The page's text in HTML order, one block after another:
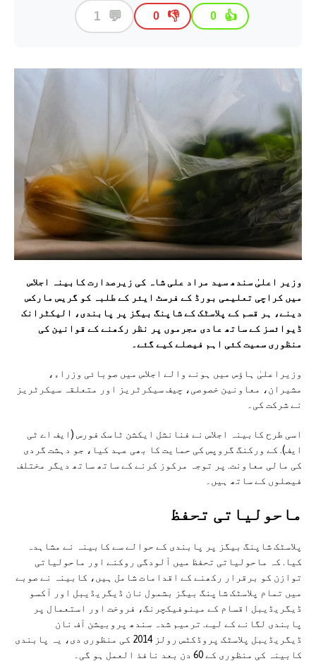
👍
0
👎
0
💬
1
وزیر اعلیٰ سندھ سید مراد علی شاہ کی زیرصدارت کابینہ اجلاس
میں کراچی تعلیمی بورڈ کے فرسٹ ایئر کے طلبہ کو گریس مارکس
دینے، ہر قسم کے پلاسٹک کے شاپنگ بیگز پر پابندی، الیکٹرانک
ڈیوائسز کے ساتھ عادی مجرموں پر نظر رکھنے کے قوانین کی
منظوری سمیت کئی اہم فیصلے کیے گئے۔
وزیراعلیٰ ہاؤس میں ہونے والے اجلاس میں صوبائی وزراء،
مشیران، معاونین خصوصی، چیف سیکرٹریز اور متعلقہ سیکرٹریز
نے شرکت کی۔
اسی طرح کابینہ اجلاس نے فنانشل ایکشن ٹاسک فورس (ایف اے ٹی
ایف). کے ورکنگ گروپس کی حمایت کا بھی عہد کیا، جو دہشت گردی
کی مالی معاونت. پر توجہ مرکوز کرنے کے ساتھ ساتھ دیگر مختلف
فیصلوں کے ساتھ ہیں۔
ماحولیاتی تحفظ
پلاسٹک شاپنگ بیگز پر پابندی کے حوالے سے کابینہ نے مشاہدہ
کیا. کہ ماحولیاتی تحفظ میں آلودگی روکنے اور ماحولیاتی
توازن کو برقرار رکھنے کے اقدامات شامل ہیں، کابینہ نے صوبے
میں تمام پلاسٹک شاپنگ بیگز بشمول نان ڈیگریڈیبل اور آکسو
ڈیگریڈیبل اقسام کے مینوفیکچرنگ، فروخت اور استعمال پر
پابندی لگانے کے لیے. ترمیم شدہ سندھ پروبیشن آف نان
ڈیگریڈیبل پلاسٹک پروڈکٹس رولز 2014 کی منظوری دی، یہ پابندی
کابینہ کی منظوری کے 60 دن بعد نافذ العمل ہو گی۔